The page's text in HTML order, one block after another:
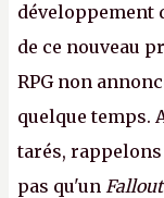
développement
de ce nouveau
RPG non
quelque temps.
tarés,
pas qu'un